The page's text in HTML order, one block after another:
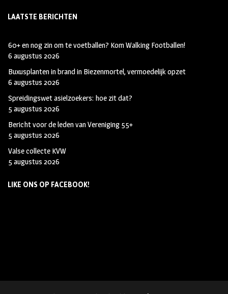
LAATSTE BERICHTEN
60+ en nog zin om te voetballen? Kom Walking Footballen!
6 augustus 2026
Buxusplanten in brand in Biezenmortel, vermoedelijk opzet
6 augustus 2026
Spreidingswet asielzoekers: hoe zit dat?
5 augustus 2026
Bericht voor de leden van Vereniging 55+
5 augustus 2026
Valse collecte KVW
5 augustus 2026
LIKE ONS OP FACEBOOK!